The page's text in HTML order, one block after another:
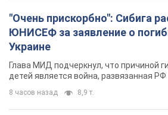
"Очень прискорбно": Сибига
ЮНИСЕФ за заявление о
Украине
Глава МИД подчеркнул, что причиной
детей является война, развязанная РФ
8 часов назад 8,9 т.